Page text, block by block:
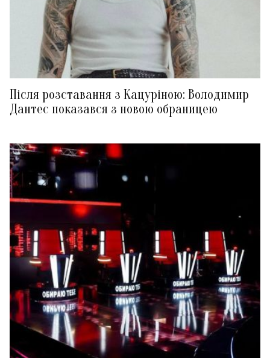
Після розставання з Кацуріною: Володимир
Дантес показався з новою обраницею